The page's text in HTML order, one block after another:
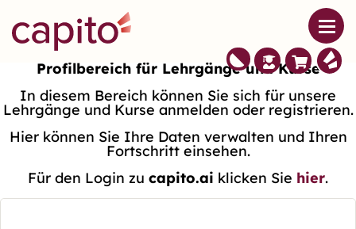
Profilbereich für Lehrgänge und Kurse
In diesem Bereich können Sie sich für unsere
Lehrgänge und Kurse anmelden oder registrieren.
Hier können Sie Ihre Daten verwalten und Ihren
Fortschritt einsehen.
Für den Login zu capito.ai klicken Sie hier.